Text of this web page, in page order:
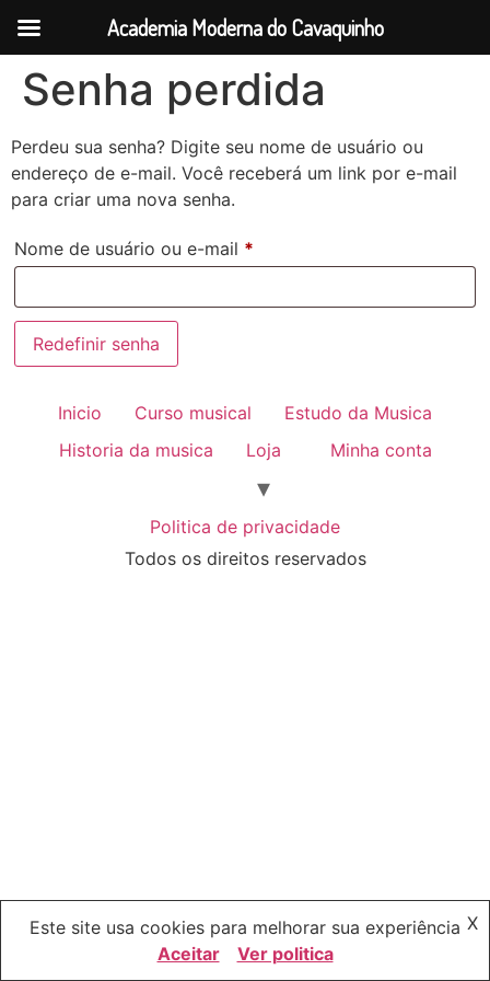
Senha perdida
Perdeu sua senha? Digite seu nome de usuário ou
endereço de e-mail. Você receberá um link por e-mail
para criar uma nova senha.
Nome de usuário ou e-mail *
Redefinir senha
Inicio Curso musical
Estudo da Musica
Historia da musica
Loja Minha conta
Politica de privacidade
Todos os direitos reservados
Este site usa cookies para melhorar sua experiência X
Aceitar
Ver politica
Academia Moderna do Cavaquinho